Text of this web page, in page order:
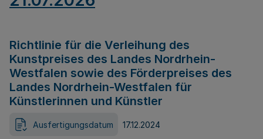
Richtlinie für die Verleihung des
Kunstpreises des Landes Nordrhein-
Westfalen sowie des Förderpreises des
Landes Nordrhein-Westfalen für
Künstlerinnen und Künstler
Ausfertigungsdatum 17.12.2024